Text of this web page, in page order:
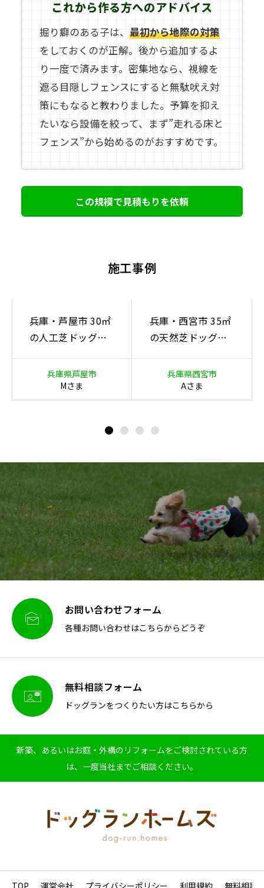
これから作る方へのアドバイス
掘り癖のある子は、最初から地際の対策
をしておくのが正解。後から追加するよ
り一度で済みます。密集地なら、視線を
遮る目隠しフェンスにすると無駄吠え対
策にもなると教わりました。予算を抑え
たいなら設備を絞って、まず”走れる床と
フェンス”から始めるのがおすすめです。
この規模で見積もりを依頼
施工事例
兵庫・芦屋市 30㎡
の人工芝ドッグラ
イン外構（キャバ
兵庫県芦屋市
Mさま
兵庫・西宮市 35㎡
の天然芝ドッグラ
ダン庭園（キャバ
兵庫県西宮市
Aさま
 お問い合わせフォーム
各種お問い合わせはこちらからどうぞ
 無料相談フォーム
ドッグランをつくりたい方はこちらから
新築、あるいはお庭・外構のリフォームをご検討されている方
は、一度当社までご相談ください。